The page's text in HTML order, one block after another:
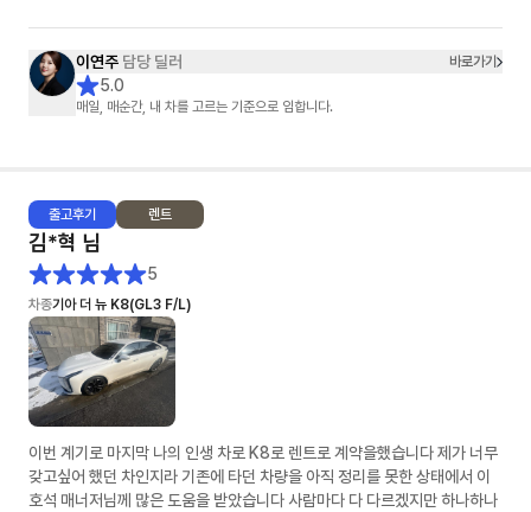
도 많이 하는 스타일이었는데 이번에는 의심할 필요도 없었고 깐깐하게 굴
필요도 없을 만큼 꼼꼼하게 하나하나 함께 확인해 주셔서 마음 놓고 진행할
수 있었습니다!! 주변에서 렌트 이용을 고민하는 분이 있다면 주저 없이 소개
해 드리고 싶은 매니저님이었습니다 👍 그동안 고생 정말 많으셨고 진심으
이연주 담당 딜러 바로가기
5.0
매일, 매순간, 내 차를 고르는 기준으로 임합니다.
출고후기 렌트
김*혁 님
5
차종기아 더 뉴 K8(GL3 F/L)
이번 계기로 마지막 나의 인생 차로 K8로 렌트로 계약을했습니다 제가 너무
갖고싶어 했던 차인지라 기존에 타던 차량을 아직 정리를 못한 상태에서 이
호석 매너저님께 많은 도움을 받았습니다 사람마다 다 다르겠지만 하나하나